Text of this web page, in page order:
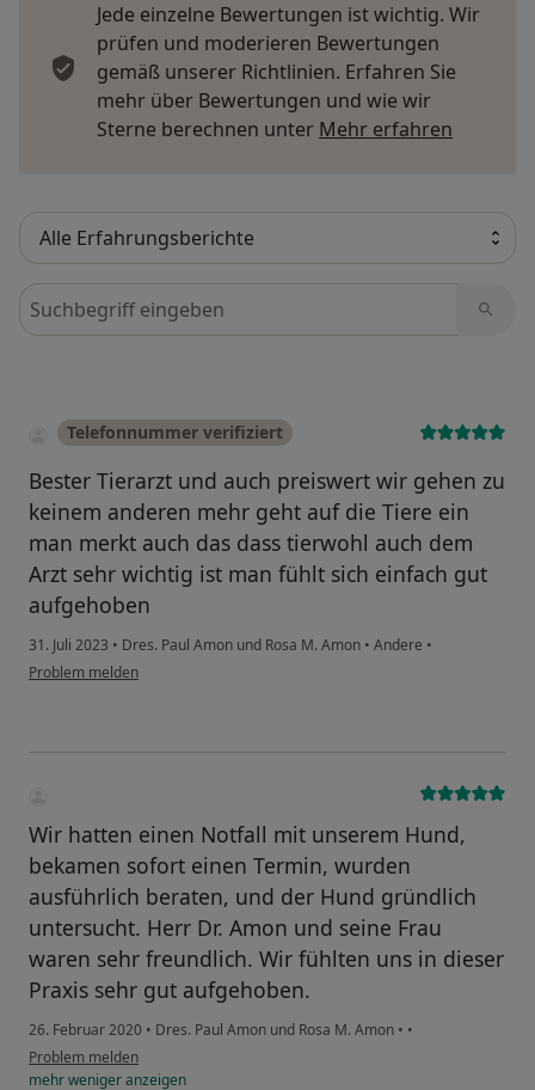
Jede einzelne Bewertungen ist wichtig. Wir
prüfen und moderieren Bewertungen
gemäß unserer Richtlinien. Erfahren Sie
mehr über Bewertungen und wie wir
Sterne berechnen unter Mehr erfahren
Bewertungen durchsuchen
Telefonnummer verifiziert
Bester Tierarzt und auch preiswert wir gehen zu
keinem anderen mehr geht auf die Tiere ein
man merkt auch das dass tierwohl auch dem
Arzt sehr wichtig ist man fühlt sich einfach gut
aufgehoben
31. Juli 2023 • Dres. Paul Amon und Rosa M. Amon • Andere •
Problem melden
Wir hatten einen Notfall mit unserem Hund,
bekamen sofort einen Termin, wurden
ausführlich beraten, und der Hund gründlich
untersucht. Herr Dr. Amon und seine Frau
waren sehr freundlich. Wir fühlten uns in dieser
Praxis sehr gut aufgehoben.
26. Februar 2020 • Dres. Paul Amon und Rosa M. Amon • •
Problem melden
mehrwenigeranzeigen